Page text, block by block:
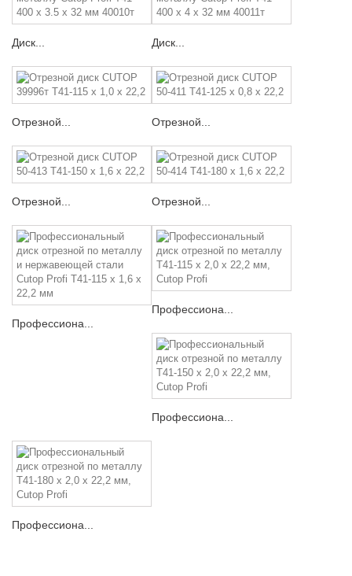
Диск... Диск...
Отрезной... Отрезной...
Отрезной... Отрезной...
Профессиона...
Профессиона...
Профессиона...
Профессиона...